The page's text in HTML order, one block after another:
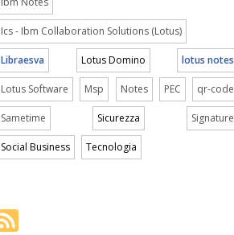
Ics - Ibm Collaboration Solutions (Lotus)
Libraesva Lotus Domino lotus notes
Lotus Software Msp Notes PEC qr-code
Sametime Sicurezza Signature
Social Business Tecnologia